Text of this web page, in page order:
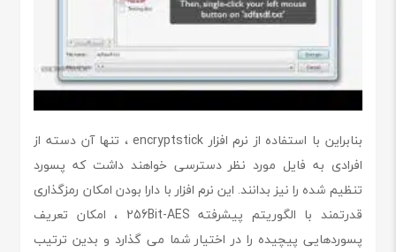
بنابراین با استفاده از نرم افزار encryptstick ، تنها آن دسته از
افرادی به فایل مورد نظر دسترسی خواهند داشت که پسورد
تنظیم شده را نیز بدانند. این نرم افزار با دارا بودن امکان رمزگذاری
قدرتمند با الگوریتم پیشرفته 256Bit-AES ، امکان تعریف
پسوردهایی پیچیده را در اختیار شما می گذارد و بدین ترتیب